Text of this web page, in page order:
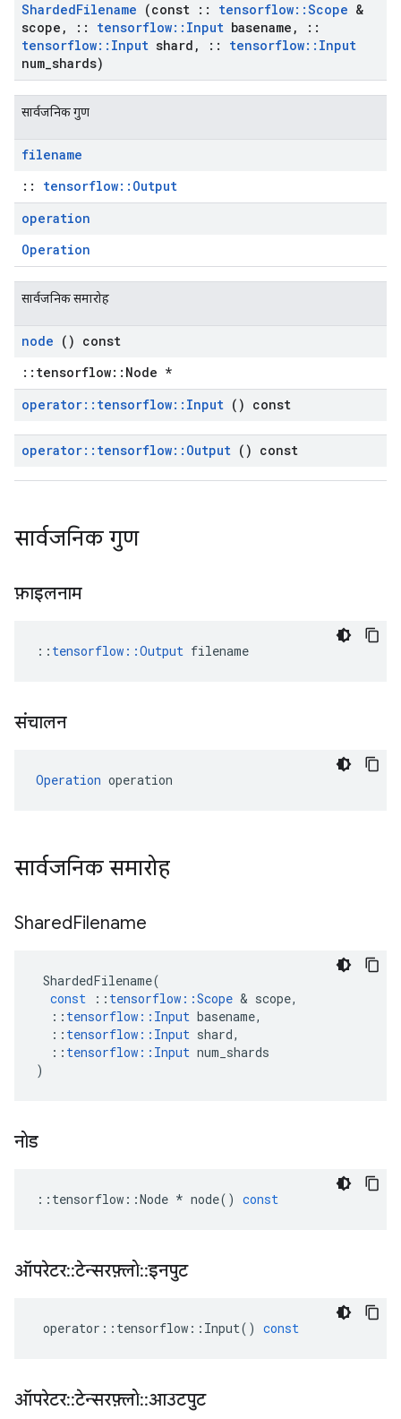
ShardedFilename (const :: tensorflow::Scope &
scope , :: tensorflow:: Input basename ,
::
tensorflow:: Input shard , :: tensorflow:: Input
num shards)
सार्वजनिक गुण
filename
:: tensorflow::Output
operation
Operation
सार्वजनिक समारोह
node () const
::tensorflow::Node *
operator:: tensorflow:: Input () const
operator:: tensorflow:: Output () const
सार्वजनिक गुण
फ़ाइलनाम
:: tensorflow::Output filename
संचालन
Operation operation
सार्वजनिक समारोह
SharedFilename
ShardedFilename(
const
:: tensorflow ::Scope & scope,
:: tensorflow :: Input basename,
:: tensorflow :: Input shard,
:: tensorflow :: Input num_shards
)
नोड
:: tensorflow ::Node * node() const
ऑपरेटर::टेन्सरफ़्लो::इनपुट
operator :: tensorflow :: Input() const
ऑपरेटर::टेन्सरफ़्लो::आउटपुट